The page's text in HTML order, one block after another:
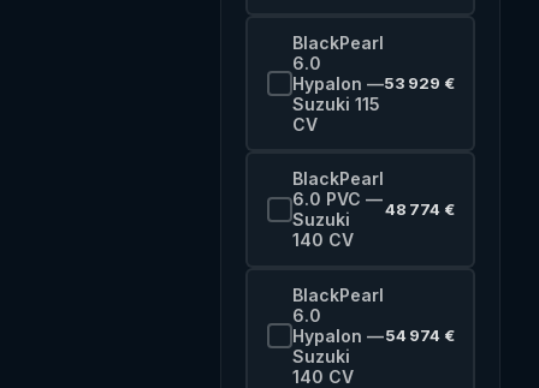
BlackPearl
6.0
Hypalon —
Suzuki 115
CV
53 929 €
BlackPearl
6.0 PVC —
Suzuki
140 CV
48 774 €
BlackPearl
6.0
Hypalon —
Suzuki
140 CV
54 974 €